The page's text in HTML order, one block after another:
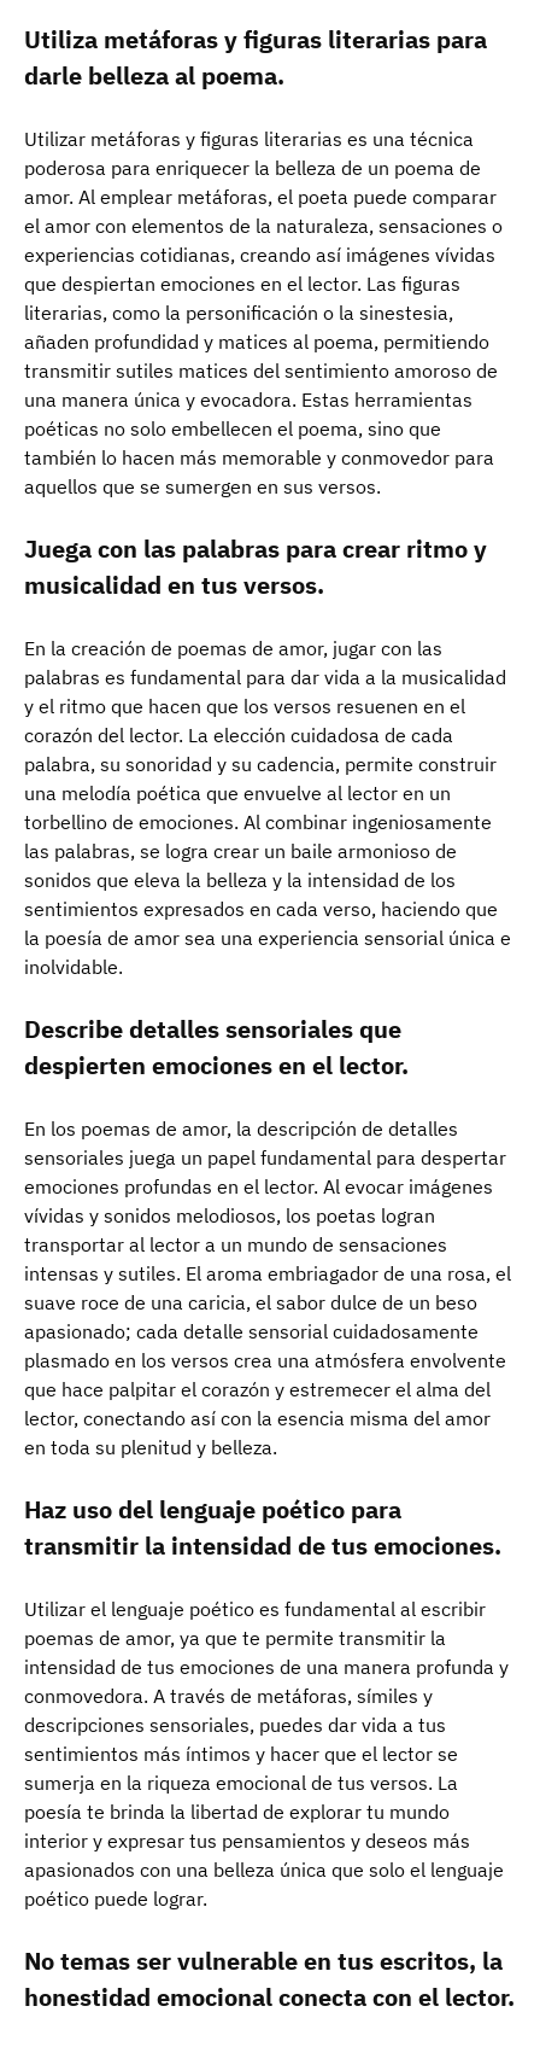
Utiliza metáforas y figuras literarias para
darle belleza al poema.
Utilizar metáforas y figuras literarias es una técnica
poderosa para enriquecer la belleza de un poema de
amor. Al emplear metáforas, el poeta puede comparar
el amor con elementos de la naturaleza, sensaciones o
experiencias cotidianas, creando así imágenes vívidas
que despiertan emociones en el lector. Las figuras
literarias, como la personificación o la sinestesia,
añaden profundidad y matices al poema, permitiendo
transmitir sutiles matices del sentimiento amoroso de
una manera única y evocadora. Estas herramientas
poéticas no solo embellecen el poema, sino que
también lo hacen más memorable y conmovedor para
aquellos que se sumergen en sus versos.
Juega con las palabras para crear ritmo y
musicalidad en tus versos.
En la creación de poemas de amor, jugar con las
palabras es fundamental para dar vida a la musicalidad
y el ritmo que hacen que los versos resuenen en el
corazón del lector. La elección cuidadosa de cada
palabra, su sonoridad y su cadencia, permite construir
una melodía poética que envuelve al lector en un
torbellino de emociones. Al combinar ingeniosamente
las palabras, se logra crear un baile armonioso de
sonidos que eleva la belleza y la intensidad de los
sentimientos expresados en cada verso, haciendo que
la poesía de amor sea una experiencia sensorial única e
inolvidable.
Describe detalles sensoriales que
despierten emociones en el lector.
En los poemas de amor, la descripción de detalles
sensoriales juega un papel fundamental para despertar
emociones profundas en el lector. Al evocar imágenes
vívidas y sonidos melodiosos, los poetas logran
transportar al lector a un mundo de sensaciones
intensas y sutiles. El aroma embriagador de una rosa, el
suave roce de una caricia, el sabor dulce de un beso
apasionado; cada detalle sensorial cuidadosamente
plasmado en los versos crea una atmósfera envolvente
que hace palpitar el corazón y estremecer el alma del
lector, conectando así con la esencia misma del amor
en toda su plenitud y belleza.
Haz uso del lenguaje poético para
transmitir la intensidad de tus emociones.
Utilizar el lenguaje poético es fundamental al escribir
poemas de amor, ya que te permite transmitir la
intensidad de tus emociones de una manera profunda y
conmovedora. A través de metáforas, símiles y
descripciones sensoriales, puedes dar vida a tus
sentimientos más íntimos y hacer que el lector se
sumerja en la riqueza emocional de tus versos. La
poesía te brinda la libertad de explorar tu mundo
interior y expresar tus pensamientos y deseos más
apasionados con una belleza única que solo el lenguaje
poético puede lograr.
No temas ser vulnerable en tus escritos, la
honestidad emocional conecta con el lector.